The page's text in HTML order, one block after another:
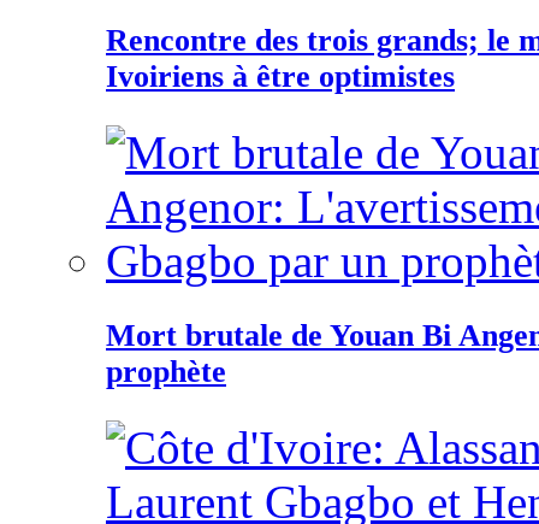
Rencontre des trois grands; le
Ivoiriens à être optimistes
Mort brutale de Youan Bi
prophète